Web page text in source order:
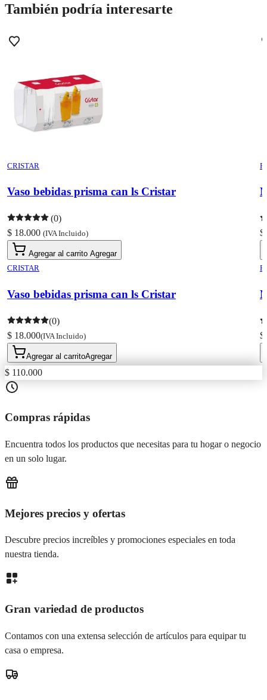
También podría interesarte
CRISTAR
Vaso bebidas prisma can ls Cristar
(0)
$ 18.000 (IVA Incluido)
Agregar al carrito Agregar
CRISTAR
Vaso bebidas prisma can ls Cristar
(0)
$ 18.000(IVA Incluido)
Agregar al carritoAgregar
$
$
$ 110.000
Compras rápidas
Encuentra todos los productos que necesitas para tu hogar o negocio
en un solo lugar.
Mejores precios y ofertas
Descubre precios increíbles y promociones especiales en toda
nuestra tienda.
Gran variedad de productos
Contamos con una extensa selección de artículos para equipar tu
casa o empresa.